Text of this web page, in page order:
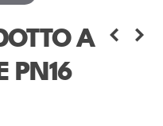
A
PN16